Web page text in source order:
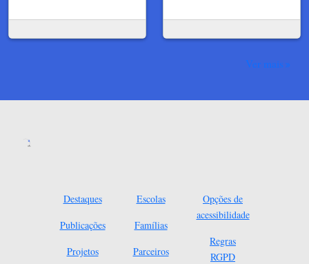
Ver mais
Destaques
Publicações
Projetos
Escolas
Famílias
Parceiros
Opções de
acessibilidade
Regras
RGPD